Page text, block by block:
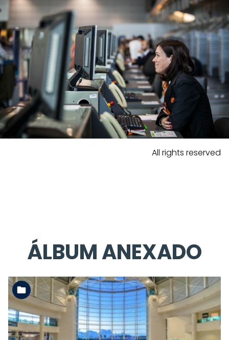
All rights reserved
ÁLBUM ANEXADO
Ler mais